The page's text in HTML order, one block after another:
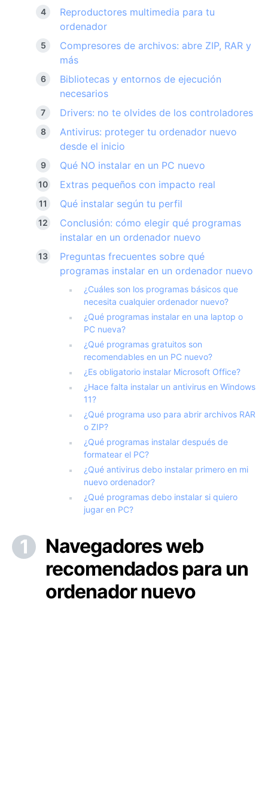
Reproductores multimedia para tu
ordenador
Compresores de archivos: abre ZIP, RAR y
más
Bibliotecas y entornos de ejecución
necesarios
Drivers: no te olvides de los controladores
Antivirus: proteger tu ordenador nuevo
desde el inicio
Qué NO instalar en un PC nuevo
Extras pequeños con impacto real
Qué instalar según tu perfil
Conclusión: cómo elegir qué programas
instalar en un ordenador nuevo
Preguntas frecuentes sobre qué
programas instalar en un ordenador nuevo
¿Cuáles son los programas básicos que
necesita cualquier ordenador nuevo?
¿Qué programas instalar en una laptop o
PC nueva?
¿Qué programas gratuitos son
recomendables en un PC nuevo?
¿Es obligatorio instalar Microsoft Office?
¿Hace falta instalar un antivirus en Windows
11?
¿Qué programa uso para abrir archivos RAR
o ZIP?
¿Qué programas instalar después de
formatear el PC?
¿Qué antivirus debo instalar primero en mi
nuevo ordenador?
¿Qué programas debo instalar si quiero
jugar en PC?
Navegadores web
recomendados para un
ordenador nuevo